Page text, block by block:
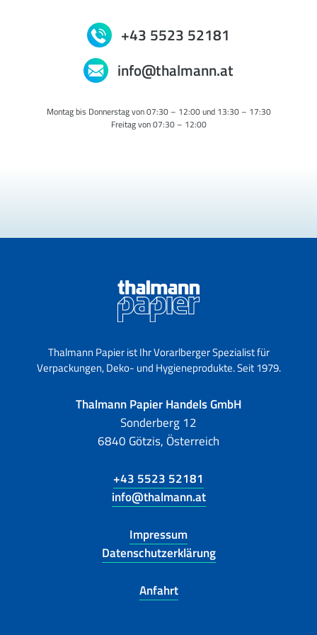
+43 5523 52181
info@thalmann.at
Montag bis Donnerstag von 07:30 – 12:00 und 13:30 – 17:30
Freitag von 07:30 – 12:00
Thalmann Papier ist Ihr Vorarlberger Spezialist für
Verpackungen, Deko- und Hygieneprodukte. Seit 1979.
Thalmann Papier Handels GmbH
Sonderberg 12
6840 Götzis, Österreich
+43 5523 52181
info@thalmann.at
Impressum
Datenschutzerklärung
Anfahrt